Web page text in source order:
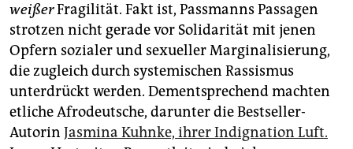
weißerFragilität. Fakt ist, Passmanns Passagen
strotzen nicht gerade vor Solidarität mit jenen
Opfern sozialer und sexueller Marginalisierung,
die zugleich durch systemischen Rassismus
unterdrückt werden. Dementsprechend machten
etliche Afrodeutsche, darunter die Bestseller-
Autorin Jasmina Kuhnke, ihrer Indignation Luft.